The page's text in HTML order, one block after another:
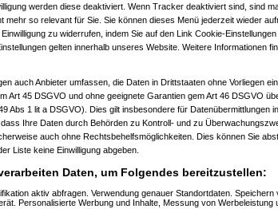
werden diese deaktiviert. Wenn Tracker deaktiviert sind, sind
mehr so relevant für Sie. Sie können dieses Menü jederzeit wieder
zu widerrufen, indem Sie auf den Link Cookie-
gelten innerhalb unseres Website. Weitere Informationen
auch Anbieter umfassen, die Daten in Drittstaaten ohne Vorliegen
Art 45 DSGVO und ohne geeignete Garantien gem Art 46 DSGVO
Abs 1 lit a DSGVO). Dies gilt insbesondere für Datenübermittlungen
Ihre Daten durch Behörden zu Kontroll- und zu
auch ohne Rechtsbehelfsmöglichkeiten. Dies können Sie
Liste keine Einwilligung abgeben.
Daten, um Folgendes bereitzustellen:
aktiv abfragen. Verwendung genauer Standortdaten. Speichern
Personalisierte Werbung und Inhalte, Messung von Werbeleistung